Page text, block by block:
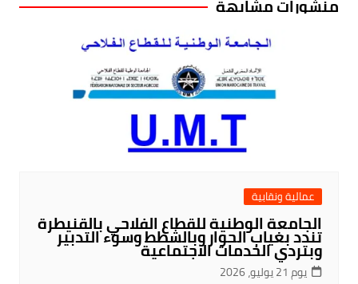
منشورات مشابهة
عمالية ونقابية
الجامعة الوطنية للقطاع الفلاحي بالقنيطرة
تندد بغياب الحوار وبالشطط وسوء التدبير
وبتردي الخدمات الاجتماعية
يوم 21 يوليو، 2026